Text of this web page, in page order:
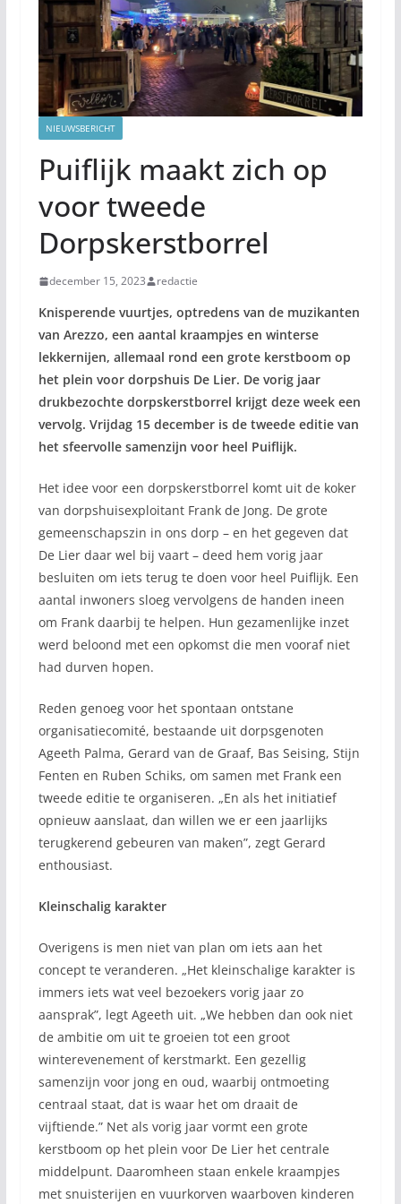
NIEUWSBERICHT
Puiflijk maakt zich op
voor tweede
Dorpskerstborrel
december 15, 2023 redactie
Knisperende vuurtjes, optredens van de muzikanten
van Arezzo, een aantal kraampjes en winterse
lekkernijen, allemaal rond een grote kerstboom op
het plein voor dorpshuis De Lier. De vorig jaar
drukbezochte dorpskerstborrel krijgt deze week een
vervolg. Vrijdag 15 december is de tweede editie van
het sfeervolle samenzijn voor heel Puiflijk.
Het idee voor een dorpskerstborrel komt uit de koker
van dorpshuisexploitant Frank de Jong. De grote
gemeenschapszin in ons dorp – en het gegeven dat
De Lier daar wel bij vaart – deed hem vorig jaar
besluiten om iets terug te doen voor heel Puiflijk. Een
aantal inwoners sloeg vervolgens de handen ineen
om Frank daarbij te helpen. Hun gezamenlijke inzet
werd beloond met een opkomst die men vooraf niet
had durven hopen.
Reden genoeg voor het spontaan ontstane
organisatiecomité, bestaande uit dorpsgenoten
Ageeth Palma, Gerard van de Graaf, Bas Seising, Stijn
Fenten en Ruben Schiks, om samen met Frank een
tweede editie te organiseren. „En als het initiatief
opnieuw aanslaat, dan willen we er een jaarlijks
terugkerend gebeuren van maken”, zegt Gerard
enthousiast.
Kleinschalig karakter
Overigens is men niet van plan om iets aan het
concept te veranderen. „Het kleinschalige karakter is
immers iets wat veel bezoekers vorig jaar zo
aansprak”, legt Ageeth uit. „We hebben dan ook niet
de ambitie om uit te groeien tot een groot
winterevenement of kerstmarkt. Een gezellig
samenzijn voor jong en oud, waarbij ontmoeting
centraal staat, dat is waar het om draait de
vijftiende.” Net als vorig jaar vormt een grote
kerstboom op het plein voor De Lier het centrale
middelpunt. Daaromheen staan enkele kraampjes
met snuisterijen en vuurkorven waarboven kinderen